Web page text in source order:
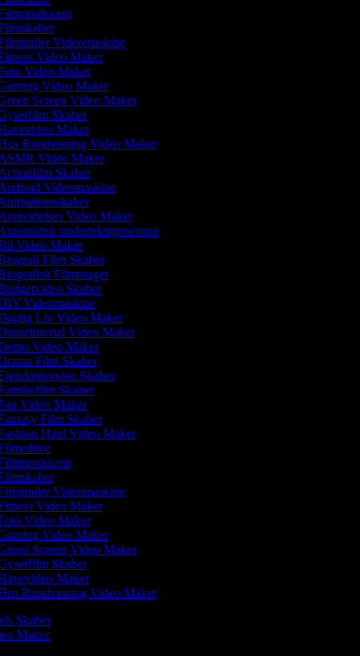
Videomaskine
Video Maker
Video Maker
Video Maker
Screen Video Maker
Skaber
Maker
Rundvisning Video Maker
Video Maker
Skaber
Videomaskine
Video Maker
undertekstgenerator
Video Maker
Film Skaber
Filmmager
Skaber
Videomaskine
Liv Video Maker
Video Maker
Video Maker
Film Skaber
Skaber
Skaber
Video Maker
Film Skaber
Haul Video Maker
Videomaskine
Video Maker
Video Maker
Video Maker
Screen Video Maker
Skaber
Maker
Rundvisning Video Maker
Skaber
Maker